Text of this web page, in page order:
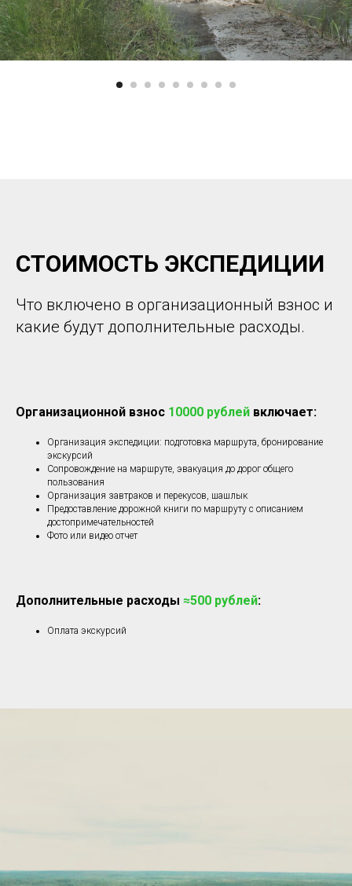
СТОИМОСТЬ ЭКСПЕДИЦИИ
Что включено в организационный взнос и
какие будут дополнительные расходы.
Организационной взнос 10000 рублей включает:
Организация экспедиции: подготовка маршрута, бронирование
экскурсий
Сопровождение на маршруте, эвакуация до дорог общего
пользования
Организация завтраков и перекусов, шашлык
Предоставление дорожной книги по маршруту с описанием
достопримечательностей
Фото или видео отчет
Дополнительные расходы ≈500 рублей:
Оплата экскурсий